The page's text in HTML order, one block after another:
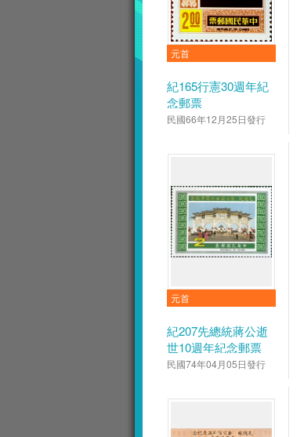
元首
紀165行憲30週年紀
念郵票
民國66年12月25日發行
元首
紀207先總統蔣公逝
世10週年紀念郵票
民國74年04月05日發行